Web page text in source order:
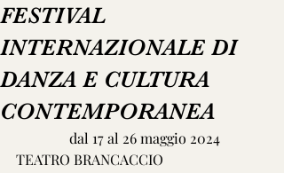
FESTIVAL
INTERNAZIONALE DI
DANZA E CULTURA
CONTEMPORANEA
TEATRO BRANCACCIO